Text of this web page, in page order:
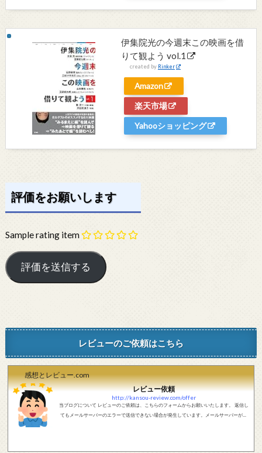
伊集院光の今週末この映画を借
りて観よう vol.1
created by Rinker
Amazon
楽天市場
Yahooショッピング
評価をお願いします
Sample rating item
レビューのご依頼はこちら
感想とレビュー.com
レビュー依頼
http://kansou-review.com/offer
当ブログについて レビューのご依頼は、こちらのフォームからお願いいたします。 返信し
てもメールサーバーのエラーで送信できない場合が発生しています。メールサーバーが正